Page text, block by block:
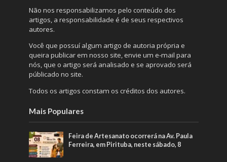
Não nos responsabilizamos pelo conteúdo dos
artigos, a responsabilidade é de seus respectivos
autores.
Você que possuí algum artigo de autoria própria e
queira publicar em nosso site, envie um e-mail para
nós, que o artigo será analisado e se aprovado será
públicado no site.
Todos os artigos constam os créditos dos autores.
Mais Populares
Feira de Artesanato ocorrerá na Av. Paula
Ferreira, em Pirituba, neste sábado, 8